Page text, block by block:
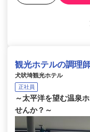
観光ホテルの調理
犬吠埼観光ホテル
正社員
～太平洋を望む温泉
せんか？～